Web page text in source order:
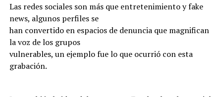
Las redes sociales son más que entretenimiento y fake
news, algunos perfiles se
han convertido en espacios de denuncia que magnifican
la voz de los grupos
vulnerables, un ejemplo fue lo que ocurrió con esta
grabación.